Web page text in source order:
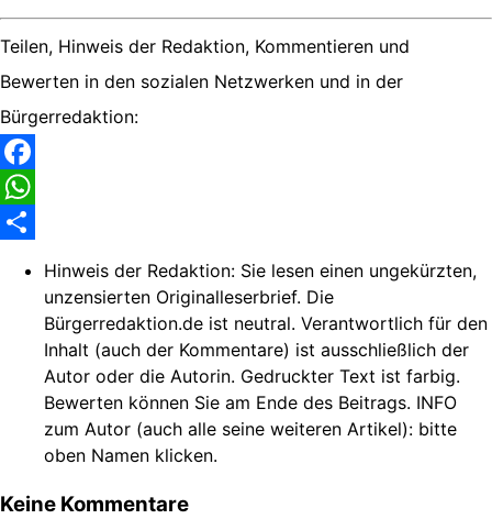
Teilen, Hinweis der Redaktion, Kommentieren und
Bewerten in den sozialen Netzwerken und in der
Bürgerredaktion:
Facebook
WhatsApp
Hinweis der Redaktion: Sie lesen einen ungekürzten,
unzensierten Originalleserbrief. Die
Bürgerredaktion.de ist neutral. Verantwortlich für den
Inhalt (auch der Kommentare) ist ausschließlich der
Autor oder die Autorin. Gedruckter Text ist farbig.
Bewerten können Sie am Ende des Beitrags. INFO
zum Autor (auch alle seine weiteren Artikel): bitte
oben Namen klicken.
Keine Kommentare